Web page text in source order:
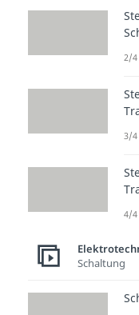
2/4
3/4
4/4
Schaltung